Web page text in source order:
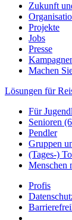
Zukunft
Projekte
Jobs
Presse
Machen
Lösungen für
Für
Senioren
Pendler
Gruppen
(Tages-)
Menschen
Profis